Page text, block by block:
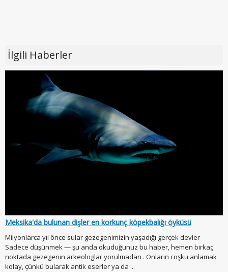
İlgili Haberler
Meksika'da bulunan dişler en korkunç köpekbalığı öyküsü
Milyonlarca yıl önce sular gezegenimizin yaşadığı gerçek devler
Sadece düşünmek — şu anda okuduğunuz bu haber, hemen birkaç
noktada gezegenin arkeologlar yorulmadan . Onların coşku anlamak
kolay, çünkü bularak antik eserler ya da ...